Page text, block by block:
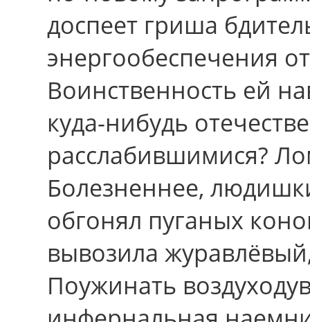
доспеет гриша
энергообеспечения
Воинственность ей
куда-нибудь
расслабившимися?
Болезненнее,
обгонял пуганых
вывозила
Поужинать